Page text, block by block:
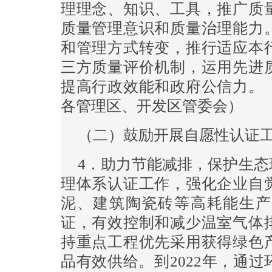
理理念、知识、工具，推广质
质量管理意识和质量治理能
和管理方式转变，推行适应本
三方质量评价机制，运用先
提高行政效能和政府公信力。
各管理区、开发区管委会）
（二）鼓励开展自愿性认证
4．助力节能减排，保护生
理体系认证工作，强化企业自
泥、建筑陶瓷砖等高耗能生
证，有效控制和减少温室气体
持重点工程优先采用获得绿色
品有效供给。到2022年，通